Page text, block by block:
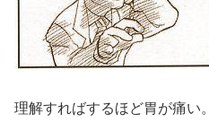
理解すればするほど胃が痛い。